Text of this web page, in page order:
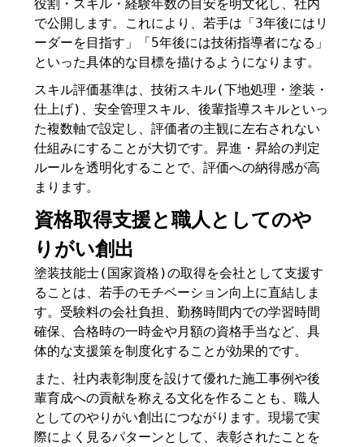
役割・スキル・経験年数の目安を明文化し、社内
で公開します。これにより、若手は「3年後にはリ
ーダーを目指す」「5年後には技術指導者になる」
といった具体的な目標を描けるようになります。
スキル評価基準は、技術スキル(下地処理・塗装・
仕上げ)、安全管理スキル、後輩指導スキルといっ
た複数軸で設定し、評価者の主観に左右されない
仕組みにすることが大切です。昇進・昇給の判定
ルールを透明化することで、評価への納得感が高
まります。
資格取得支援と職人としてのや
りがい創出
塗装技能士(国家資格)の取得を会社として支援す
ることは、若手のモチベーション向上に直結しま
す。受験料の会社負担、勤務時間内での学習時間
確保、合格時の一時金や月額の資格手当など、具
体的な支援策を制度化することが効果的です。
また、社内表彰制度を設けて優れた施工事例や後
輩育成への貢献を称える文化を作ることも、職人
としてのやりがい創出につながります。現場で実
際によく見るパターンとして、表彰されたことを